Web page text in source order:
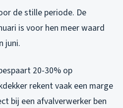
de stille periode. De
is voor hen meer waard
juni.
20-30% op
rekent vaak een marge
bij een afvalverwerker ben